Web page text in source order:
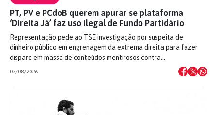
PT, PV e PCdoB querem apurar se plataforma
‘Direita Já’ faz uso ilegal de Fundo Partidário
Representação pede ao TSE investigação por suspeita de
dinheiro público em engrenagem da extrema direita para fazer
disparo em massa de conteúdos mentirosos contra…
07/08/2026